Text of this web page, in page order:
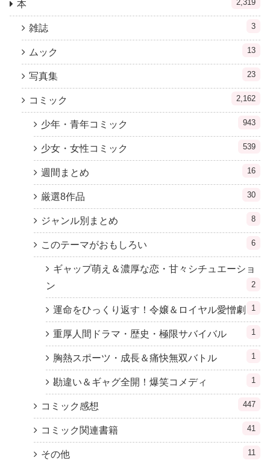
本 2,319
雑誌 3
ムック 13
写真集 23
コミック 2,162
少年・青年コミック 943
少女・女性コミック 539
週間まとめ 16
厳選8作品 30
ジャンル別まとめ 8
このテーマがおもしろい 6
ギャップ萌え＆濃厚な恋・甘々シチュエーショ
ン
2
運命をひっくり返す！令嬢＆ロイヤル愛憎劇 1
重厚人間ドラマ・歴史・極限サバイバル 1
胸熱スポーツ・成長＆痛快無双バトル 1
勘違い＆ギャグ全開！爆笑コメディ 1
コミック感想 447
コミック関連書籍 41
その他 11